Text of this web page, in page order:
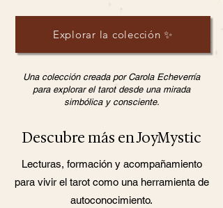
Explorar la colección ✨
Una colección creada por Carola Echeverría
para explorar el tarot desde una mirada
simbólica y consciente.
Descubre más en JoyMystic
Lecturas, formación y acompañamiento
para vivir el tarot como una herramienta de
autoconocimiento.